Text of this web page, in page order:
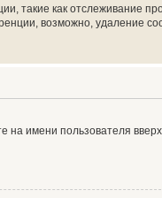
такие как отслеживание
возможно, удаление
на имени пользователя